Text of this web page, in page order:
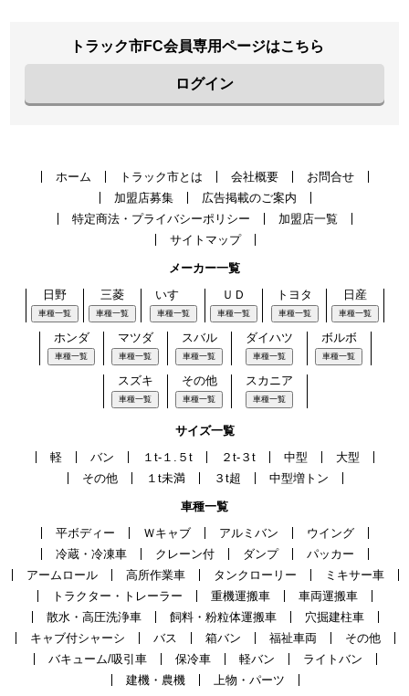
トラック市FC会員専用ページはこちら
ログイン
ホーム トラック市とは 会社概要
お問合せ
加盟店募集
広告掲載のご案内
特定商法・プライバシーポリシー
加盟店一覧
サイトマップ
メーカー一覧
日野
車種一覧
三菱
車種一覧
いすゞ
車種一覧
ＵＤ
車種一覧
トヨタ
車種一覧
日産
車種一覧
ホンダ
車種一覧
マツダ
車種一覧
スバル
車種一覧
ダイハツ
車種一覧
ボルボ
車種一覧
スズキ
車種一覧
その他
車種一覧
スカニア
車種一覧
サイズ一覧
軽
バン １t-１.５t ２t-３t 中型
大型
その他
１t未満 ３t超 中型増トン
車種一覧
平ボディー
Ｗキャブ アルミバン
ウイング
冷蔵・冷凍車
クレーン付 ダンプ
パッカー
アームロール
高所作業車 タンクローリー
ミキサー車
トラクター・トレーラー
重機運搬車
車両運搬車
散水・高圧洗浄車
飼料・粉粒体運搬車
穴掘建柱車
キャブ付シャーシ
バス 箱バン 福祉車両
その他
バキューム/吸引車
保冷車 軽バン
ライトバン
建機・農機
上物・パーツ